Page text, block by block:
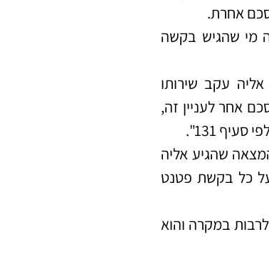
לפיה מי שהגיש בקשה
אליה עקב שירותו
אחר לעניין זה,
131".
המצאה שהגיע אליה
כל בקשת פטנט
במקרה והוא